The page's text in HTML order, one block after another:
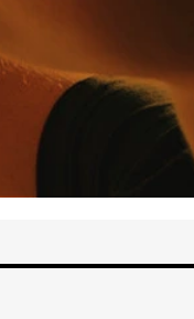
vvs-ingenjör på
Karlskrona.
från EMG
han var
Blekinge/
Uppsala där